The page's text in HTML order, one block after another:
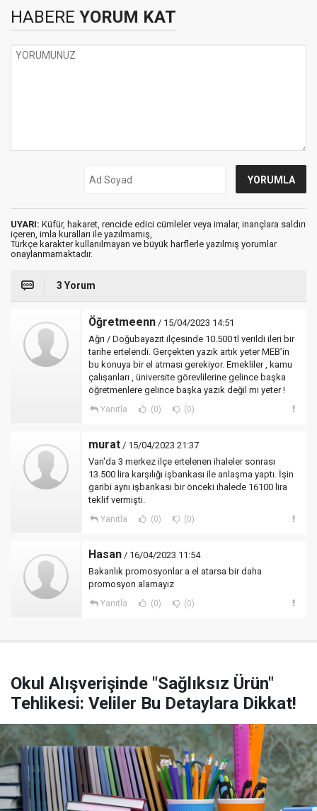
HABERE YORUM KAT
UYARI: Küfür, hakaret, rencide edici cümleler veya imalar, inançlara saldırı
içeren, imla kuralları ile yazılmamış,
Türkçe karakter kullanılmayan ve büyük harflerle yazılmış yorumlar
onaylanmamaktadır.
3 Yorum
Öğretmeenn / 15/04/2023 14:51
Ağrı / Doğubayazıt ilçesinde 10.500 tl verildi ileri bir
tarihe ertelendi. Gerçekten yazık artık yeter MEB’in
bu konuya bir el atması gerekiyor. Emekliler , kamu
çalışanları , üniversite görevlilerine gelince başka
öğretmenlere gelince başka yazık değil mi yeter !
Yanıtla (0) (0)
murat / 15/04/2023 21:37
Van'da 3 merkez ilçe ertelenen ihaleler sonrası
13.500 lira karşılığı işbankası ile anlaşma yaptı. İşin
garibi aynı işbankası bir önceki ihalede 16100 lira
teklif vermişti.
Yanıtla (0) (0)
Hasan / 16/04/2023 11:54
Bakanlık promosyonlar a el atarsa bir daha
promosyon alamayız
Yanıtla (0) (0)
Okul Alışverişinde "Sağlıksız Ürün"
Tehlikesi: Veliler Bu Detaylara Dikkat!